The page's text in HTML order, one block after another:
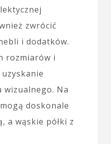
zwrócić
i dodatków.
rozmiarów i
Na
doskonale
a wąskie półki z